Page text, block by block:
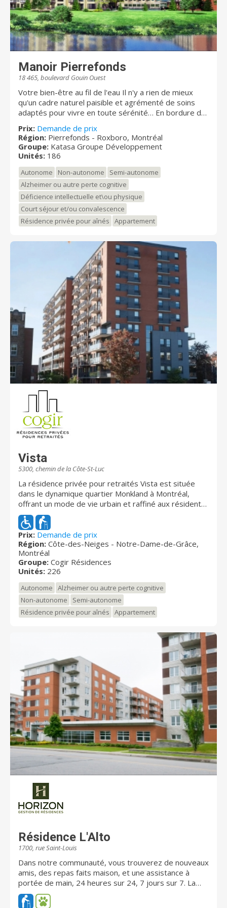
Manoir Pierrefonds
18 465, boulevard Gouin Ouest
Votre bien-être au fil de l'eau Il n'y a rien de mieux
qu'un cadre naturel paisible et agrémenté de soins
adaptés pour vivre en toute sérénité… En bordure de
disposition des personnes, autonomes, semi-
autonomes ou en perte d'autonomie des chambres et
des services de santé complets pour assurer leur
vous apporte toute l'attention dont vous avez besoin
pour vous faciliter la vie et vous offrir chaleur humaine
et réconfort dans une ambiance conviviale et
sécuritaire. Ici, votre confort coule de source…
Prix: Demande de prix
Région: Pierrefonds - Roxboro, Montréal
Groupe: Katasa Groupe Développement
Unités: 186
Autonome Non-autonome
Semi-autonome
Alzheimer ou autre perte cognitive
Déficience intellectuelle et\ou physique
Court séjour et/ou convalescence
Résidence privée pour aînés
Appartement
Vista
5300, chemin de la Côte-St-Luc
La résidence privée pour retraités Vista est située
dans le dynamique quartier Monkland à Montréal,
offrant un mode de vie urbain et raffiné aux résidents.
Son emplacement stratégique à proximité de cafés,
boulangeries et galeries d'art fait d'elle un choix
incontournable. La résidence offre une terrasse-jardin
sur le toit pour se détendre et admirer la vue
panoramique de la ville, une salle de cinéma, une
piscine intérieure et bien plus. Bénéficiez d'un
environnement chaleureux où les jours se suivent
mais ne se ressemblent pas.
Prix: Demande de prix
Région: Côte-des-Neiges - Notre-Dame-de-Grâce,
Montréal
Groupe: Cogir Résidences
Unités: 226
Autonome
Alzheimer ou autre perte cognitive
Non-autonome
Semi-autonome
Résidence privée pour aînés
Appartement
Résidence L'Alto
1700, rue Saint-Louis
Dans notre communauté, vous trouverez de nouveaux
amis, des repas faits maison, et une assistance à
portée de main, 24 heures sur 24, 7 jours sur 7. La
Résidence L'Alto vous offre un cadre chaleureux, où
vous pouvez maintenir votre santé et autonomie avec